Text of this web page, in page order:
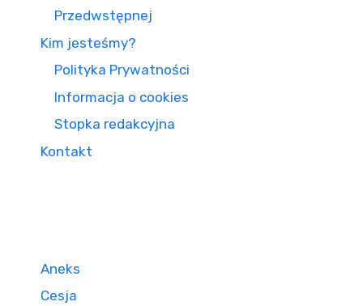
Przedwstępnej
Kim jesteśmy?
Polityka Prywatności
Informacja o cookies
Stopka redakcyjna
Kontakt
Aneks
Cesja